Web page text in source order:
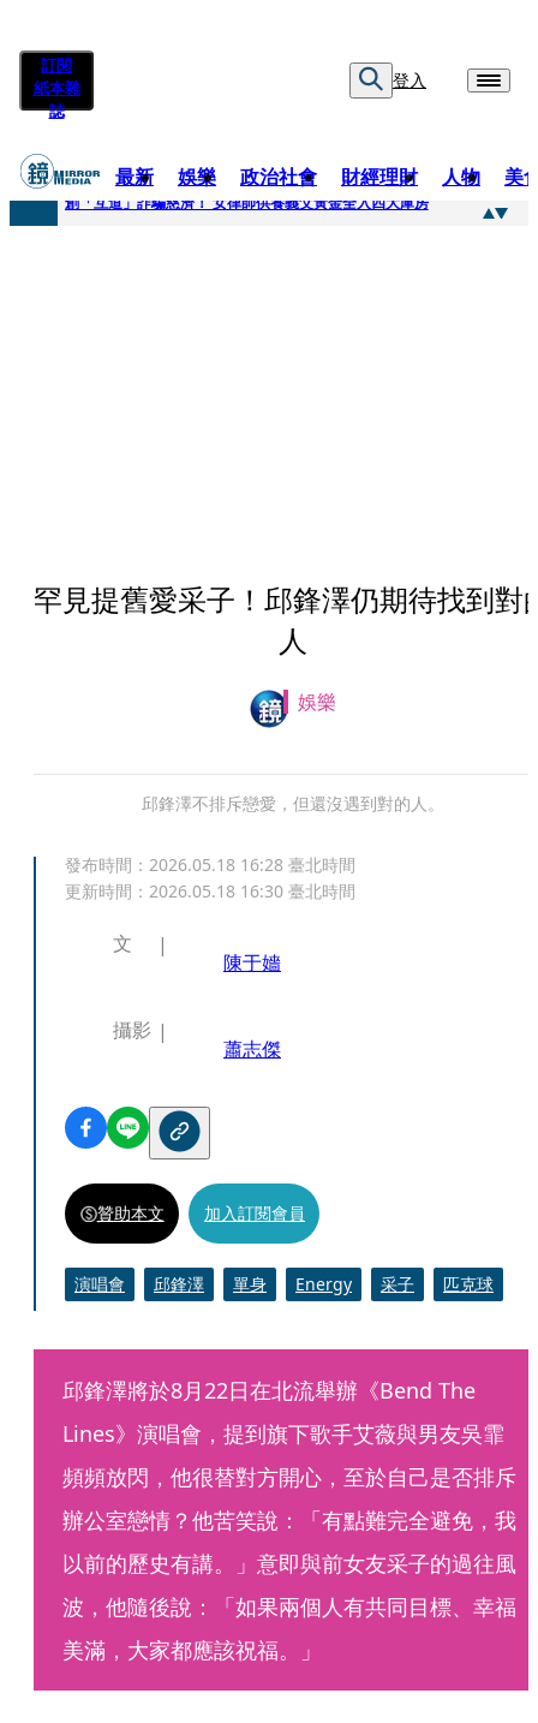
訂閱
紙本雜
誌
登入
最新 娛樂 政治社會 財經理財 人物 美
快訊
創「互道」詐騙慈濟！ 女律師供養義父黃金全入四大庫房
罕見提舊愛采子！邱鋒澤仍期待找到對
人
娛樂
邱鋒澤不排斥戀愛，但還沒遇到對的人。
發布時間： 2026.05.18 16:28 臺北時間
更新時間： 2026.05.18 16:30 臺北時間
文
陳于嬙
攝影
蕭志傑
贊助本文 加入訂閱會員
演唱會 邱鋒澤 單身 Energy 采子 匹克球
邱鋒澤將於8月22日在北流舉辦《Bend The
Lines》演唱會，提到旗下歌手艾薇與男友吳霏
頻頻放閃，他很替對方開心，至於自己是否排斥
辦公室戀情？他苦笑說：「有點難完全避免，我
以前的歷史有講。」意即與前女友采子的過往風
波，他隨後說：「如果兩個人有共同目標、幸福
美滿，大家都應該祝福。」